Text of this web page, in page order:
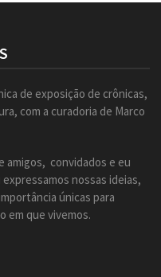
de exposição de crônicas,
com a curadoria de Marco
amigos, convidados e eu
nossas ideias,
únicas para
em que vivemos.